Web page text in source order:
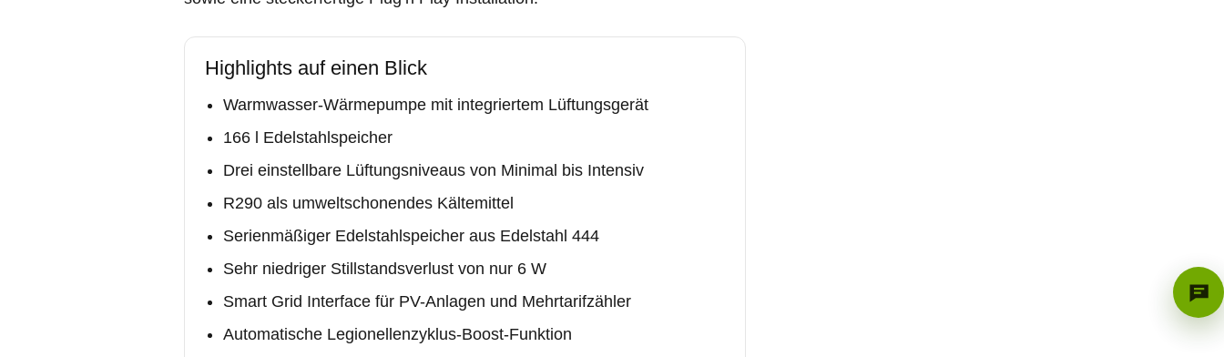
Highlights auf einen Blick
Warmwasser-Wärmepumpe mit integriertem Lüftungsgerät
166 l Edelstahlspeicher
Drei einstellbare Lüftungsniveaus von Minimal bis Intensiv
R290 als umweltschonendes Kältemittel
Serienmäßiger Edelstahlspeicher aus Edelstahl 444
Sehr niedriger Stillstandsverlust von nur 6 W
Smart Grid Interface für PV-Anlagen und Mehrtarifzähler
Automatische Legionellenzyklus-Boost-Funktion